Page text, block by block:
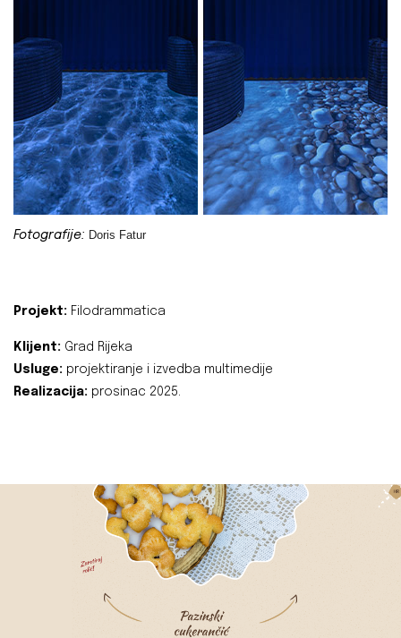
Fotografije: Doris Fatur
Projekt: Filodrammatica
Klijent: Grad Rijeka
Usluge: projektiranje i izvedba multimedije
Realizacija: prosinac 2025.